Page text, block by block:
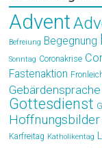
Advent
Befreiung Begegnung
Sonntag Coronakrise
Fastenaktion
Gebärdensprache
Gottesdienst
Hoffnungsbilder
Karfreitag Katholikentag